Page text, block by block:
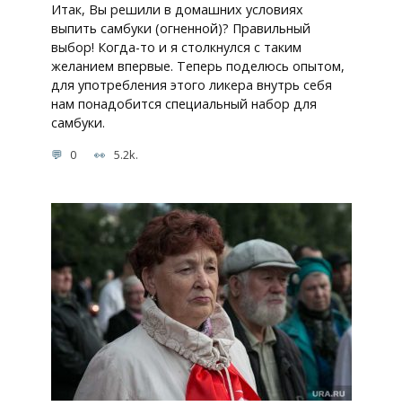
Итак, Вы решили в домашних условиях
выпить самбуки (огненной)? Правильный
выбор! Когда-то и я столкнулся с таким
желанием впервые. Теперь поделюсь опытом,
для употребления этого ликера внутрь себя
нам понадобится специальный набор для
самбуки.
0 5.2k.